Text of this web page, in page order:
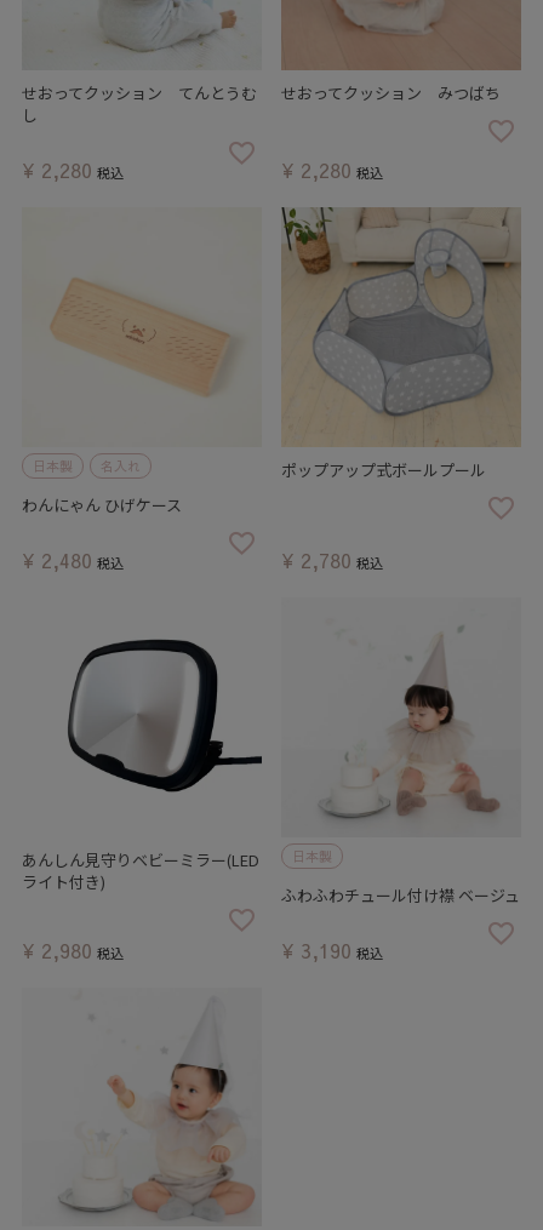
せおってクッション てんとうむ
し
¥ 2,280 税込
せおってクッション みつばち
¥ 2,280 税込
日本製 名入れ
わんにゃん ひげケース
¥ 2,480 税込
ポップアップ式ボールプール
¥ 2,780 税込
あんしん見守りベビーミラー(LED
ライト付き)
¥ 2,980 税込
日本製
ふわふわチュール付け襟 ベージュ
¥ 3,190 税込